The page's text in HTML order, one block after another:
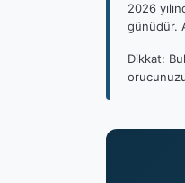
2026
günüdür.
Dikkat:
orucunuzu